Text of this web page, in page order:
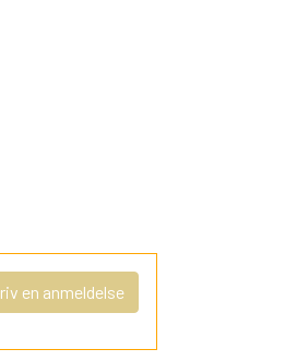
en anmeldelse